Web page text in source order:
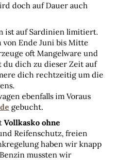
doch auf Dauer auch
ist auf Sardinien limitiert.
von Ende Juni bis Mitte
oft Mangelware und
du dich zu dieser Zeit auf
dich rechtzeitig um die
ebenfalls im Voraus
gebucht.
Vollkasko ohne
Reifenschutz, freien
haben wir knapp
mussten wir